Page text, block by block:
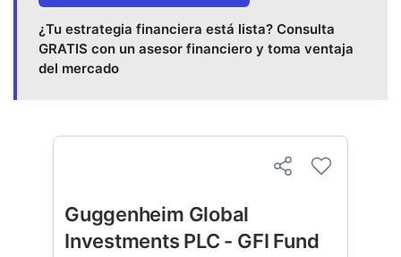
¿Tu estrategia financiera está lista? Consulta
GRATIS con un asesor financiero y toma ventaja
del mercado
Guggenheim Global
Investments PLC - GFI Fund